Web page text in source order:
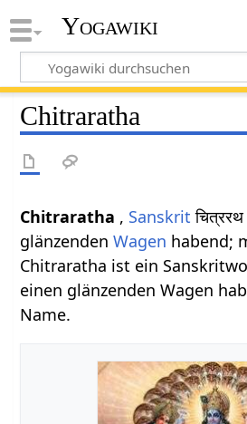
Yogawiki
Chitraratha
Chitraratha , Sanskrit
glänzendenWagen habend;
Chitraratha ist ein
einen glänzenden Wagen
Name.